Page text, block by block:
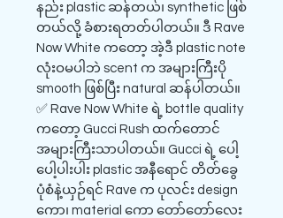
နည်း plastic ဆန်တယ်၊ synthetic ဖြစ်
တယ်လို့ ခံစားရတတ်ပါတယ်။ ဒီ Rave
Now White ကတော့ အဲ့ဒီ plastic note
လုံးဝမပါဘဲ scent က အများကြီးပို
smooth ဖြစ်ပြီး natural ဆန်ပါတယ်။
✅ ​Rave Now White ရဲ့ bottle quality
ကတော့ Gucci Rush ထက်တောင်
အများကြီးသာပါတယ်။ Gucci ရဲ့ ပေါ့
ပေါ့ပါးပါး plastic အနီရောင် တိတ်ခွေ
ပုံစံနဲ့ယှဉ်ရင် Rave က ပုလင်း design
ကော၊ material ကော တော်တော်လေး